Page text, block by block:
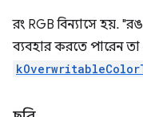
রং RGB বিন্যাসে হয়.
ব্যবহার করতে পারেন